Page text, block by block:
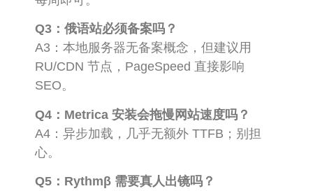
Q3：俄语站必须备案吗？
A3：本地服务器无备案概念，但建议用
RU/CDN 节点，PageSpeed 直接影响
SEO。
Q4：Metrica 安装会拖慢网站速度吗？
A4：异步加载，几乎无额外 TTFB；别担
心。
Q5：Rythmβ 需要真人出镜吗？